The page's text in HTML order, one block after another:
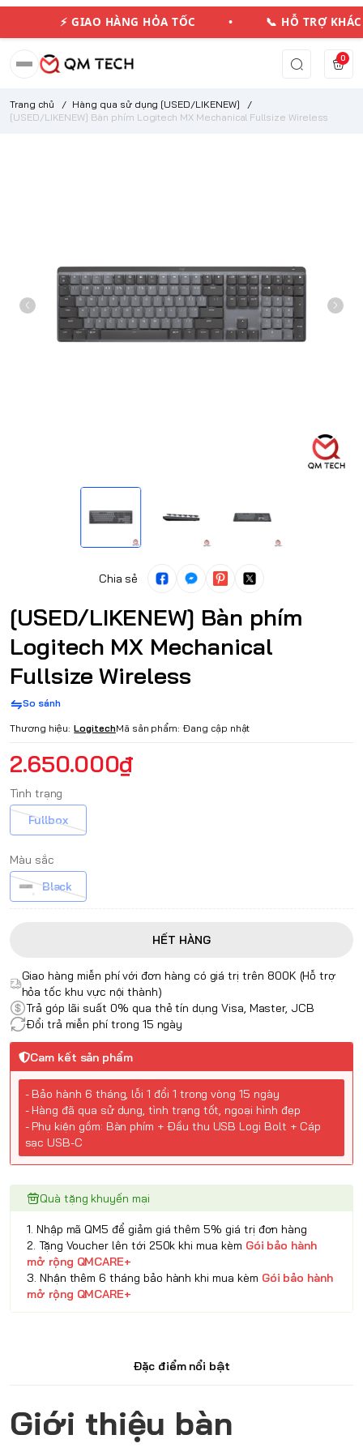
⚡ GIAO HÀNG HỎA TỐC • 📞 HỖ TRỢ
0
Trang chủ / Hàng qua sử dụng [USED/LIKENEW]
/
[USED/LIKENEW] Bàn phím Logitech MX Mechanical Fullsize Wireless
Chia sẻ
[USED/LIKENEW] Bàn phím
Logitech MX Mechanical
Fullsize Wireless
So sánh
Thương hiệu: LogitechMã sản phẩm: Đang cập nhật
2.650.000₫
Tình trạng
Fullbox
Màu sắc
Black
HẾT HÀNG
Giao hàng miễn phí với đơn hàng có giá trị trên 800K (Hỗ trợ
hỏa tốc khu vực nội thành)
Trả góp lãi suất 0% qua thẻ tín dụng Visa, Master, JCB
Đổi trả miễn phí trong 15 ngày
Cam kết sản phẩm
- Bảo hành 6 tháng, lỗi 1 đổi 1 trong vòng 15 ngày
- Hàng đã qua sử dụng, tình trạng tốt, ngoại hình đẹp
- Phụ kiện gồm: Bàn phím + Đầu thu USB Logi Bolt + Cáp
sạc USB-C
Quà tặng khuyến mại
1. Nhập mã QM5 để giảm giá thêm 5% giá trị đơn hàng
2. Tặng Voucher lên tới 250k khi mua kèm Gói bảo hành
mở rộng QMCARE+
3. Nhận thêm 6 tháng bảo hành khi mua kèm Gói bảo hành
mở rộng QMCARE+
Đặc điểm nổi bật
Giới thiệu bàn